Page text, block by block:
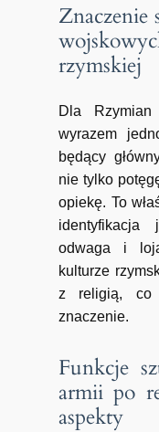
rzymskiej
Dla
wyrazem
będący
nie tylko
opiekę. To
identyfikacja
odwaga i
kulturze
z religią, co
znaczenie.
Funkcje
armii po
aspekty